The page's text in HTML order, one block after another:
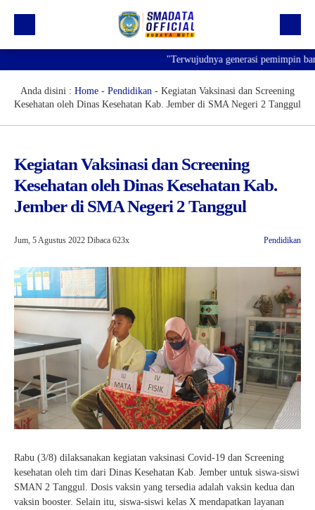
Profil
Informasi
"Terwujudnya generasi pemimpin bangsa
Anda disini : Home - Pendidikan - Kegiatan Vaksinasi dan Screening
Kesehatan oleh Dinas Kesehatan Kab. Jember di SMA Negeri 2 Tanggul
Kegiatan Vaksinasi dan Screening
Kesehatan oleh Dinas Kesehatan Kab.
Jember di SMA Negeri 2 Tanggul
Jum, 5 Agustus 2022 Dibaca 623x Pendidikan
Rabu (3/8) dilaksanakan kegiatan vaksinasi Covid-19 dan Screening
kesehatan oleh tim dari Dinas Kesehatan Kab. Jember untuk siswa-siswi
SMAN 2 Tanggul. Dosis vaksin yang tersedia adalah vaksin kedua dan
vaksin booster. Selain itu, siswa-siswi kelas X mendapatkan layanan